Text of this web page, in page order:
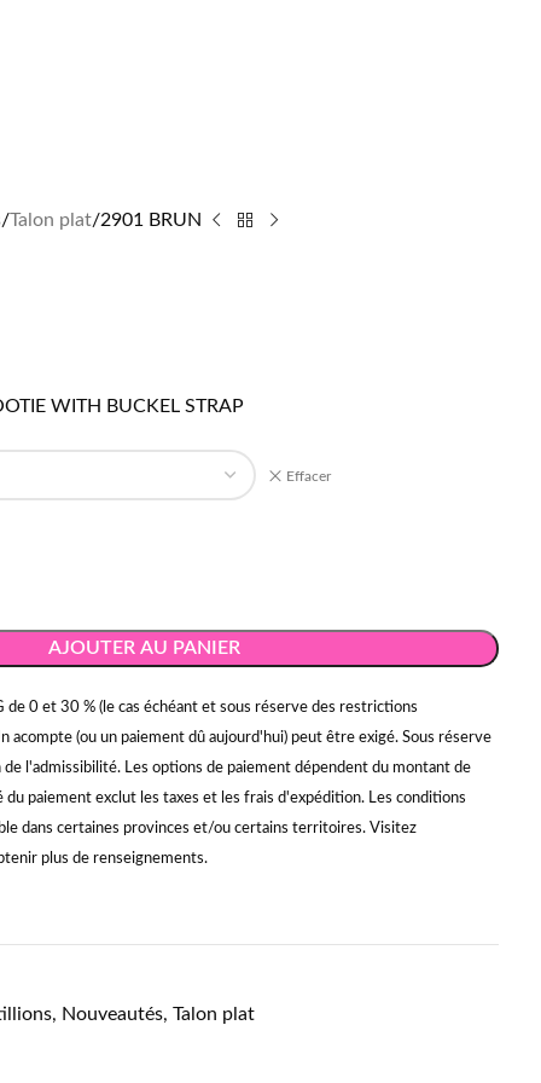
Talon plat 2901 BRUN
WITH BUCKEL STRAP
Effacer
AJOUTER AU PANIER
de 0 et 30 % (le cas échéant et sous réserve des restrictions
acompte (ou un paiement dû aujourd'hui) peut être exigé. Sous réserve
l'admissibilité. Les options de paiement dépendent du montant de
paiement exclut les taxes et les frais d'expédition. Les conditions
dans certaines provinces et/ou certains territoires. Visitez
plus de renseignements.
, Nouveautés, Talon plat